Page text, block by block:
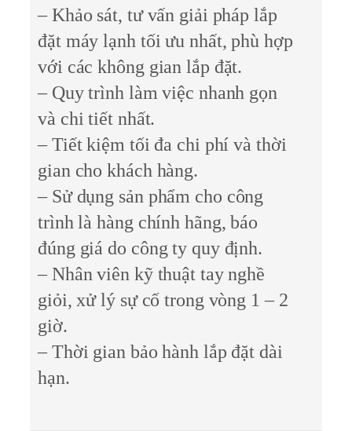
– Khảo sát, tư vấn giải pháp lắp
đặt máy lạnh tối ưu nhất, phù hợp
với các không gian lắp đặt.
– Quy trình làm việc nhanh gọn
và chi tiết nhất.
– Tiết kiệm tối đa chi phí và thời
gian cho khách hàng.
– Sử dụng sản phẩm cho công
trình là hàng chính hãng, báo
đúng giá do công ty quy định.
– Nhân viên kỹ thuật tay nghề
giỏi, xử lý sự cố trong vòng 1 – 2
giờ.
– Thời gian bảo hành lắp đặt dài
hạn.